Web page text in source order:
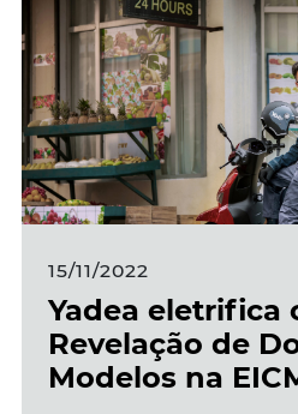
15/11/2022
Yadea eletrifica
Revelação de
Modelos na